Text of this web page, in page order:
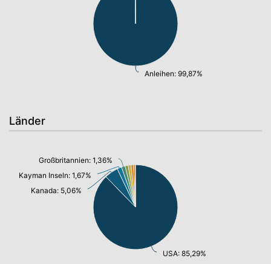
Anleihen: 99,87%
Länder
USA: 85,29%
Kanada: 5,06%
Kayman Inseln: 1,67%
Großbritannien: 1,36%